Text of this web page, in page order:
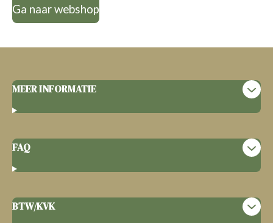
Ga naar webshop
MEER INFORMATIE
FAQ
BTW/KVK